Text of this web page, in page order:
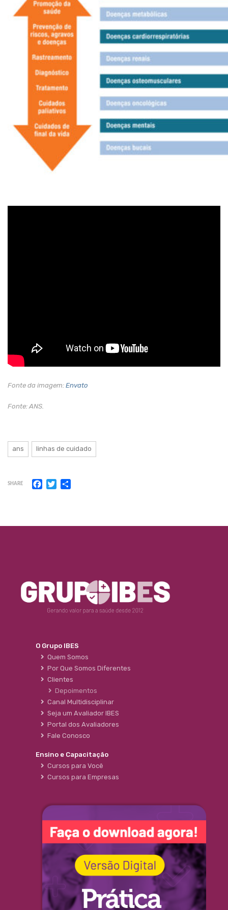
Fonte da imagem: Envato
Fonte: ANS.
ans linhas de cuidado
SHARE Facebook
Twitter
O Grupo IBES
Quem Somos
Por Que Somos Diferentes
Clientes
Depoimentos
Canal Multidisciplinar
Seja um Avaliador IBES
Portal dos Avaliadores
Fale Conosco
Ensino e Capacitação
Cursos para Você
Cursos para Empresas